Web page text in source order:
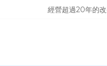
商品庫存變動快速，難免庫
經營超過20年的